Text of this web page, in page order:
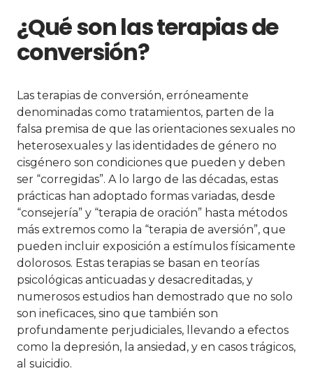
¿Qué son las terapias de
conversión?
Las terapias de conversión, erróneamente
denominadas como tratamientos, parten de la
falsa premisa de que las orientaciones sexuales no
heterosexuales y las identidades de género no
cisgénero son condiciones que pueden y deben
ser “corregidas”. A lo largo de las décadas, estas
prácticas han adoptado formas variadas, desde
“consejería” y “terapia de oración” hasta métodos
más extremos como la “terapia de aversión”, que
pueden incluir exposición a estímulos físicamente
dolorosos. Estas terapias se basan en teorías
psicológicas anticuadas y desacreditadas, y
numerosos estudios han demostrado que no solo
son ineficaces, sino que también son
profundamente perjudiciales, llevando a efectos
como la depresión, la ansiedad, y en casos trágicos,
al suicidio.